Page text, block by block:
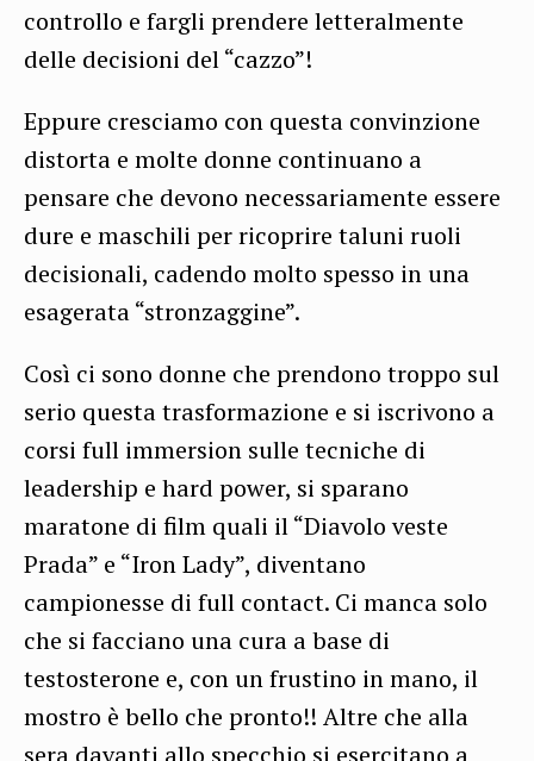
controllo e fargli prendere letteralmente
delle decisioni del “cazzo”!
Eppure cresciamo con questa convinzione
distorta e molte donne continuano a
pensare che devono necessariamente essere
dure e maschili per ricoprire taluni ruoli
decisionali, cadendo molto spesso in una
esagerata “stronzaggine”.
Così ci sono donne che prendono troppo sul
serio questa trasformazione e si iscrivono a
corsi full immersion sulle tecniche di
leadership e hard power, si sparano
maratone di film quali il “Diavolo veste
Prada” e “Iron Lady”, diventano
campionesse di full contact. Ci manca solo
che si facciano una cura a base di
testosterone e, con un frustino in mano, il
mostro è bello che pronto!! Altre che alla
sera davanti allo specchio si esercitano a